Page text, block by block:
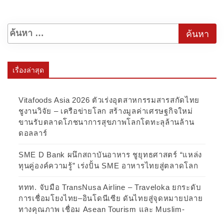
เรื่องล่าสุด
Vitafoods Asia 2026 ตัวเร่งอุตสาหกรรมสารสกัดไทย
ชูงานวิจัย – เครือข่ายโลก สร้างมูลค่าเศรษฐกิจใหม่
ขานรับตลาดโภชนาการสุขภาพโลกโตทะลุล้านล้าน
ดอลลาร์
SME D Bank ผนึกสถาบันอาหาร ชูยุทธศาสตร์ “แหล่ง
ทุนคู่องค์ความรู้” เร่งปั้น SME อาหารไทยสู่ตลาดโลก
ททท. จับมือ TransNusa Airline – Traveloka ยกระดับ
การเชื่อมโยงไทย–อินโดนีเซีย ดันไทยสู่จุดหมายปลาย
ทางคุณภาพ เชื่อม Asean Tourism และ Muslim-